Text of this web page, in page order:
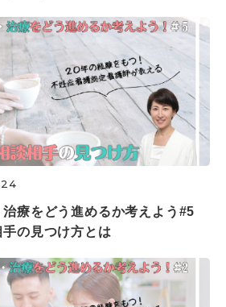
療をどう進めるか考えよう#5
の見つけ方とは